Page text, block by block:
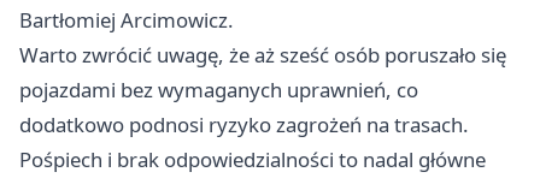
Bartłomiej Arcimowicz.
Warto zwrócić uwagę, że aż sześć osób poruszało się
pojazdami bez wymaganych uprawnień, co
dodatkowo podnosi ryzyko zagrożeń na trasach.
Pośpiech i brak odpowiedzialności to nadal główne